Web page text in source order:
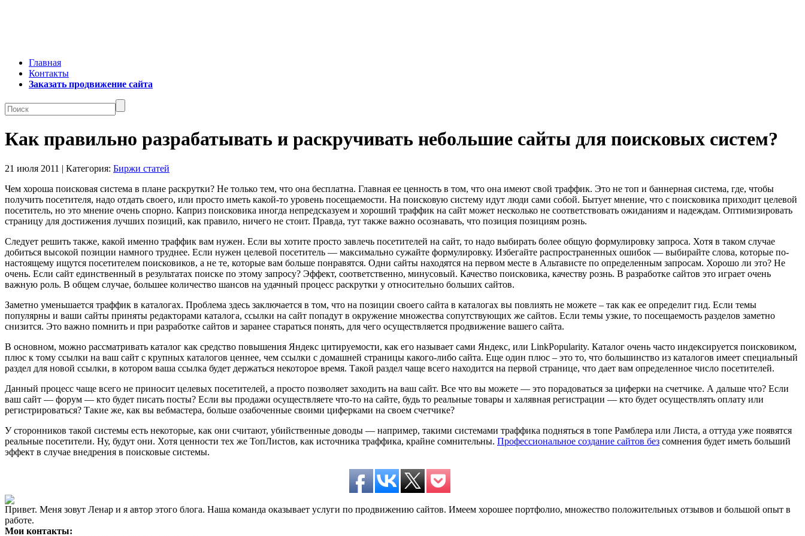
Главная
Контакты
Заказать продвижение сайта
Как правильно разрабатывать и раскручивать небольшие сайты для поисковых систем?
21 июля 2011 | Категория: Биржи статей
Чем хороша поисковая система в плане раскрутки? Не только тем, что она бесплатна. Главная ее ценность в том, что она имеют свой траффик. Это не топ и баннерная система, где, чтобы
получить посетителя, надо отдать своего, или просто иметь какой-то уровень посещаемости. На поисковую систему идут люди сами собой. Бытует мнение, что с поисковика приходит целевой
посетитель, но это мнение очень спорно. Каприз поисковика иногда непредсказуем и хороший траффик на сайт может несколько не соответствовать ожиданиям и надеждам. Оптимизировать
страницу для достижения лучших позиций, как правило, ничего не стоит. Правда, тут также важно осознавать, что позиция позициям рознь.
Следует решить также, какой именно траффик вам нужен. Если вы хотите просто завлечь посетителей на сайт, то надо выбирать более общую формулировку запроса. Хотя в таком случае
добиться высокой позиции намного труднее. Если нужен целевой посетитель — максимально сужайте формулировку. Избегайте распространенных ошибок — выбирайте слова, которые по-
настоящему ищутся посетителем поисковиков, а не те, которые вам больше понравятся. Одни сайты находятся на первом месте в Альтависте по определенным запросам. Хорошо ли это? Не
очень. Если сайт единственный в результатах поиске по этому запросу? Эффект, соответственно, минусовый. Качество поисковика, качеству рознь. В разработке сайтов это играет очень
важную роль. В общем случае, большее количество шансов на удачный процесс раскрутки у относительно больших сайтов.
Заметно уменьшается траффик в каталогах. Проблема здесь заключается в том, что на позиции своего сайта в каталогах вы повлиять не можете – так как ее определит гид. Если темы
популярны и ваши сайты приняты редакторами каталога, ссылки на сайт попадут в окружение множества сопутствующих же сайтов. Если темы узкие, то посещаемость разделов заметно
снизится. Это важно помнить и при разработке сайтов и заранее стараться понять, для чего осуществляется продвижение вашего сайта.
В основном, можно рассматривать каталог как средство повышения Яндекс цитируемости, как его называет сами Яндекс, или LinkPopularity. Каталог очень часто индексируется поисковиком,
плюс к тому ссылки на ваш сайт с крупных каталогов ценнее, чем ссылки с домашней страницы какого-либо сайта. Еще один плюс – это то, что большинство из каталогов имеет специальный
раздел для новой ссылки, в котором ваша ссылка будет держаться некоторое время. Такой раздел чаще всего находится на первой странице, что дает вам определенное число посетителей.
Данный процесс чаще всего не приносит целевых посетителей, а просто позволяет заходить на ваш сайт. Все что вы можете — это порадоваться за циферки на счетчике. А дальше что? Если
ваш сайт — форум — кто будет писать посты? Если вы продажи осуществляете что-то на сайте, будь то реальные товары и халявная регистрации — кто будет осуществлять оплату или
регистрироваться? Такие же, как вы вебмастера, больше озабоченные своими циферками на своем счетчике?
У сторонников такой системы есть некоторые, как они считают, убийственные доводы — например, такими системами траффика подняться в топе Рамблера или Листа, а оттуда уже появятся
реальные посетители. Ну, будут они. Хотя ценности тех же ТопЛистов, как источника траффика, крайне сомнительны. Профессиональное создание сайтов без сомнения будет иметь больший
эффект в случае внедрения в поисковые системы.
Привет. Меня зовут Ленар и я автор этого блога. Наша команда оказывает услуги по продвижению сайтов. Имеем хорошее портфолио, множество положительных отзывов и большой опыт в
работе.
Мои контакты: